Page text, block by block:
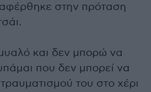
στην πρόταση
και δεν μπορώ να
που δεν μπορεί να
του στο χέρι